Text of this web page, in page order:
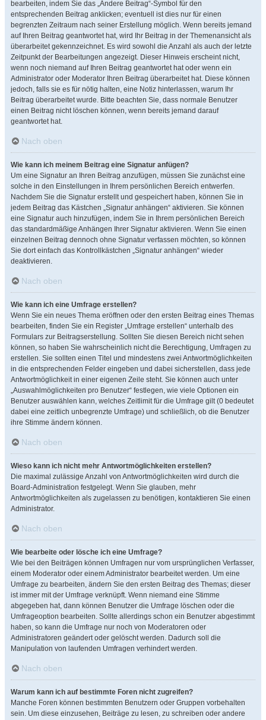
bearbeiten, indem Sie das „Ändere Beitrag“-Symbol für den
entsprechenden Beitrag anklicken; eventuell ist dies nur für einen
begrenzten Zeitraum nach seiner Erstellung möglich. Wenn bereits jemand
auf Ihren Beitrag geantwortet hat, wird Ihr Beitrag in der Themenansicht als
überarbeitet gekennzeichnet. Es wird sowohl die Anzahl als auch der letzte
Zeitpunkt der Bearbeitungen angezeigt. Dieser Hinweis erscheint nicht,
wenn noch niemand auf Ihren Beitrag geantwortet hat oder wenn ein
Administrator oder Moderator Ihren Beitrag überarbeitet hat. Diese können
jedoch, falls sie es für nötig halten, eine Notiz hinterlassen, warum Ihr
Beitrag überarbeitet wurde. Bitte beachten Sie, dass normale Benutzer
einen Beitrag nicht löschen können, wenn bereits jemand darauf
geantwortet hat.
Nach oben
Wie kann ich meinem Beitrag eine Signatur anfügen?
Um eine Signatur an Ihren Beitrag anzufügen, müssen Sie zunächst eine
solche in den Einstellungen in Ihrem persönlichen Bereich entwerfen.
Nachdem Sie die Signatur erstellt und gespeichert haben, können Sie in
jedem Beitrag das Kästchen „Signatur anhängen“ aktivieren. Sie können
eine Signatur auch hinzufügen, indem Sie in Ihrem persönlichen Bereich
das standardmäßige Anhängen Ihrer Signatur aktivieren. Wenn Sie einen
einzelnen Beitrag dennoch ohne Signatur verfassen möchten, so können
Sie dort einfach das Kontrollkästchen „Signatur anhängen“ wieder
deaktivieren.
Nach oben
Wie kann ich eine Umfrage erstellen?
Wenn Sie ein neues Thema eröffnen oder den ersten Beitrag eines Themas
bearbeiten, finden Sie ein Register „Umfrage erstellen“ unterhalb des
Formulars zur Beitragserstellung. Sollten Sie diesen Bereich nicht sehen
können, so haben Sie wahrscheinlich nicht die Berechtigung, Umfragen zu
erstellen. Sie sollten einen Titel und mindestens zwei Antwortmöglichkeiten
in die entsprechenden Felder eingeben und dabei sicherstellen, dass jede
Antwortmöglichkeit in einer eigenen Zeile steht. Sie können auch unter
„Auswahlmöglichkeiten pro Benutzer“ festlegen, wie viele Optionen ein
Benutzer auswählen kann, welches Zeitlimit für die Umfrage gilt (0 bedeutet
dabei eine zeitlich unbegrenzte Umfrage) und schließlich, ob die Benutzer
ihre Stimme ändern können.
Nach oben
Wieso kann ich nicht mehr Antwortmöglichkeiten erstellen?
Die maximal zulässige Anzahl von Antwortmöglichkeiten wird durch die
Board-Administration festgelegt. Wenn Sie glauben, mehr
Antwortmöglichkeiten als zugelassen zu benötigen, kontaktieren Sie einen
Administrator.
Nach oben
Wie bearbeite oder lösche ich eine Umfrage?
Wie bei den Beiträgen können Umfragen nur vom ursprünglichen Verfasser,
einem Moderator oder einem Administrator bearbeitet werden. Um eine
Umfrage zu bearbeiten, ändern Sie den ersten Beitrag des Themas; dieser
ist immer mit der Umfrage verknüpft. Wenn niemand eine Stimme
abgegeben hat, dann können Benutzer die Umfrage löschen oder die
Umfrageoption bearbeiten. Sollte allerdings schon ein Benutzer abgestimmt
haben, so kann die Umfrage nur noch von Moderatoren oder
Administratoren geändert oder gelöscht werden. Dadurch soll die
Manipulation von laufenden Umfragen verhindert werden.
Nach oben
Warum kann ich auf bestimmte Foren nicht zugreifen?
Manche Foren können bestimmten Benutzern oder Gruppen vorbehalten
sein. Um diese einzusehen, Beiträge zu lesen, zu schreiben oder andere